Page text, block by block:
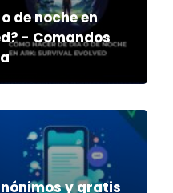
de noche en
- Comandos
y gratis